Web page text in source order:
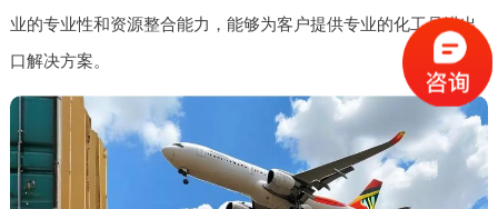
业的专业性和资源整合能力，能够为客户提供专业的化工品进出
口解决方案。